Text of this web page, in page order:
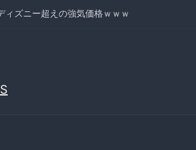
ズニー超えの強気価格ｗｗｗ